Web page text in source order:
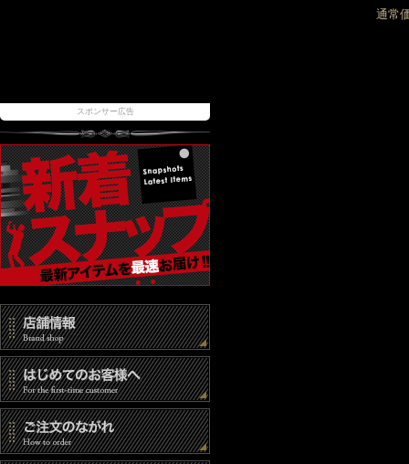
スポンサー広告
通常